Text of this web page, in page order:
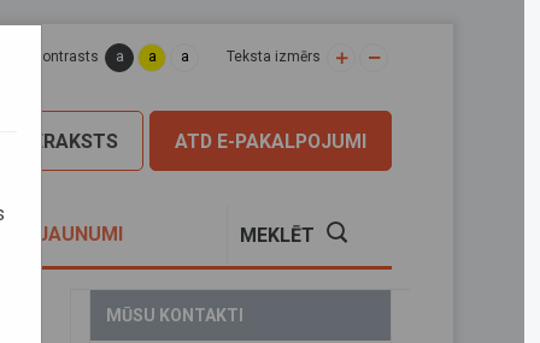
Lapas kontrasts a a a Teksta izmērs
ATD E-PAKALPOJUMI
PIERAKSTS
JAUNUMI MEKLĒT
MŪSU KONTAKTI